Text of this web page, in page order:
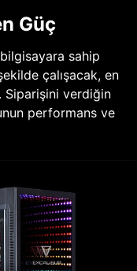
Güç
sahip
çalışacak, en
Siparişini verdiğin
performans ve